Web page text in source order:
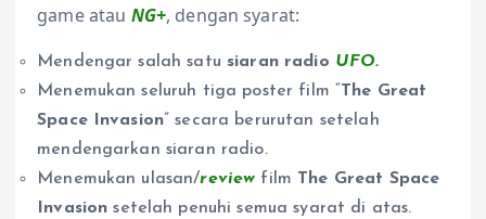
game atau NG+, dengan syarat:
Mendengar salah satu siaran radio UFO.
Menemukan seluruh tiga poster film “The Great
Space Invasion” secara berurutan setelah
mendengarkan siaran radio.
Menemukan ulasan/review film The Great Space
Invasion setelah penuhi semua syarat di atas.